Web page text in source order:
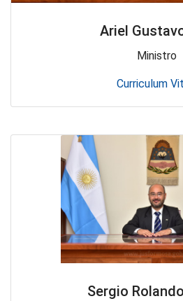
Ariel
Ministro
Curriculum
Sergio